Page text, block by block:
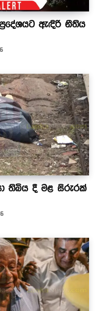
ඇඳිරි නීතිය
තිබිය දී මළ සිරුරක්